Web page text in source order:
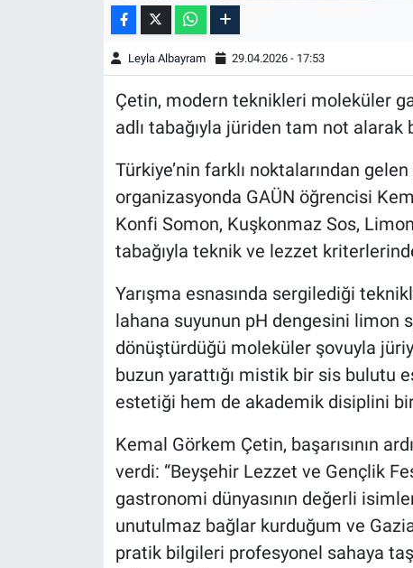
Leyla Albayram 29.04.2026 - 17:53
Çetin, modern teknikleri moleküler
adlı tabağıyla jüriden tam not alarak
Türkiye’nin farklı noktalarından
organizasyonda GAÜN öğrencisi
Konfi Somon, Kuşkonmaz Sos,
tabağıyla teknik ve lezzet
Yarışma esnasında sergilediği
lahana suyunun pH dengesini limon
dönüştürdüğü moleküler şovuyla
buzun yarattığı mistik bir sis bulutu
estetiği hem de akademik disiplini
Kemal Görkem Çetin, başarısının
verdi: “Beyşehir Lezzet ve Gençlik
gastronomi dünyasının değerli
unutulmaz bağlar kurduğum ve
pratik bilgileri profesyonel sahaya